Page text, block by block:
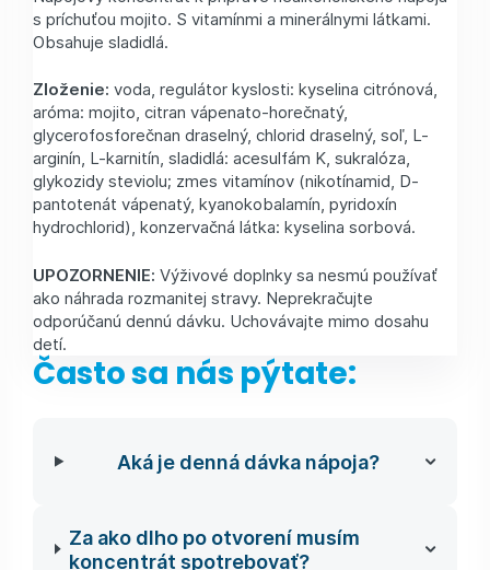
s príchuťou mojito. S vitamínmi a minerálnymi látkami.
Obsahuje sladidlá.
Zloženie: voda, regulátor kyslosti: kyselina citrónová,
aróma: mojito, citran vápenato-horečnatý,
glycerofosforečnan draselný, chlorid draselný, soľ, L-
arginín, L-karnitín, sladidlá: acesulfám K, sukralóza,
glykozidy steviolu; zmes vitamínov (nikotínamid, D-
pantotenát vápenatý, kyanokobalamín, pyridoxín
hydrochlorid), konzervačná látka: kyselina sorbová.
UPOZORNENIE: Výživové doplnky sa nesmú používať
ako náhrada rozmanitej stravy. Neprekračujte
odporúčanú dennú dávku. Uchovávajte mimo dosahu
detí.
Často sa nás pýtate:
Aká je denná dávka nápoja?
Za ako dlho po otvorení musím
koncentrát spotrebovať?